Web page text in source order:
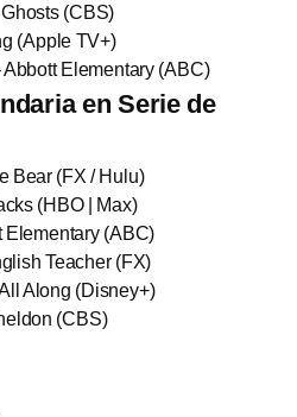
(CBS)
(Apple TV+)
Elementary (ABC)
en Serie de
Bear (FX / Hulu)
(HBO | Max)
Elementary (ABC)
Teacher (FX)
Along (Disney+)
(CBS)